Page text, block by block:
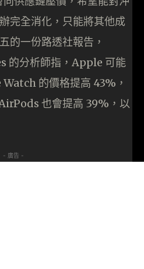
完全消化，只能將其他成
的一份路透社報告，
分析師指，Apple 可能
的價格提高 43%，
也會提高 39%，以
- 廣告 -